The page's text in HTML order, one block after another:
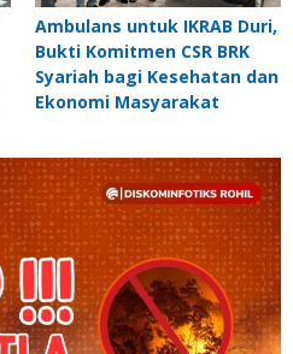
Ambulans untuk IKRAB Duri,
Bukti Komitmen CSR BRK
Syariah bagi Kesehatan dan
Ekonomi Masyarakat